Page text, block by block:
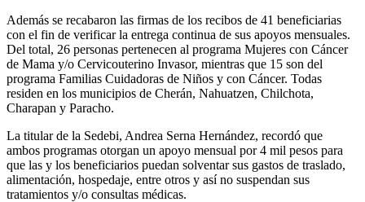
Además se recabaron las firmas de los recibos de 41 beneficiarias
con el fin de verificar la entrega continua de sus apoyos mensuales.
Del total, 26 personas pertenecen al programa Mujeres con Cáncer
de Mama y/o Cervicouterino Invasor, mientras que 15 son del
programa Familias Cuidadoras de Niños y con Cáncer. Todas
residen en los municipios de Cherán, Nahuatzen, Chilchota,
Charapan y Paracho.
La titular de la Sedebi, Andrea Serna Hernández, recordó que
ambos programas otorgan un apoyo mensual por 4 mil pesos para
que las y los beneficiarios puedan solventar sus gastos de traslado,
alimentación, hospedaje, entre otros y así no suspendan sus
tratamientos y/o consultas médicas.